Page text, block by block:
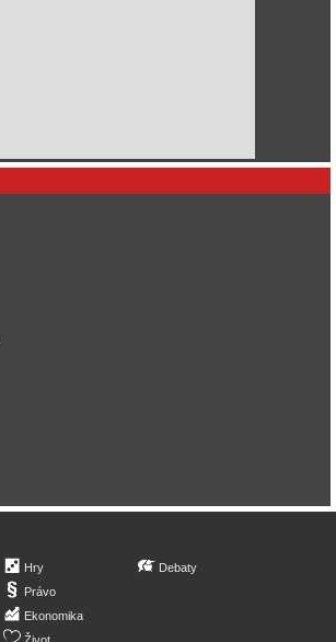
Hry
Právo
Ekonomika
Debaty